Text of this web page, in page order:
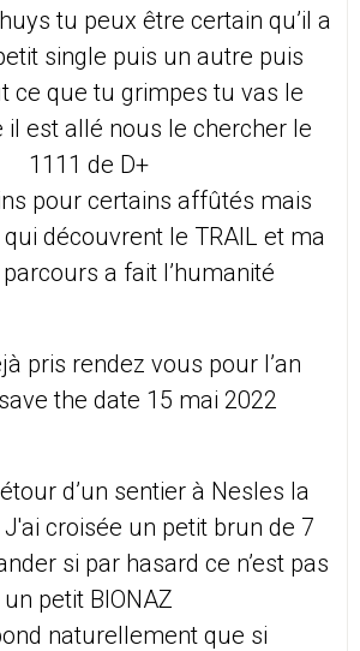
tu peux être certain qu’il a
single puis un autre puis
ce que tu grimpes tu vas le
il est allé nous le chercher le
1111 de D+
pour certains affûtés mais
qui découvrent le TRAIL et ma
a fait l’humanité
pris rendez vous pour l’an
the date 15 mai 2022
d’un sentier à Nesles la
croisée un petit brun de 7
si par hasard ce n’est pas
un petit BIONAZ
naturellement que si